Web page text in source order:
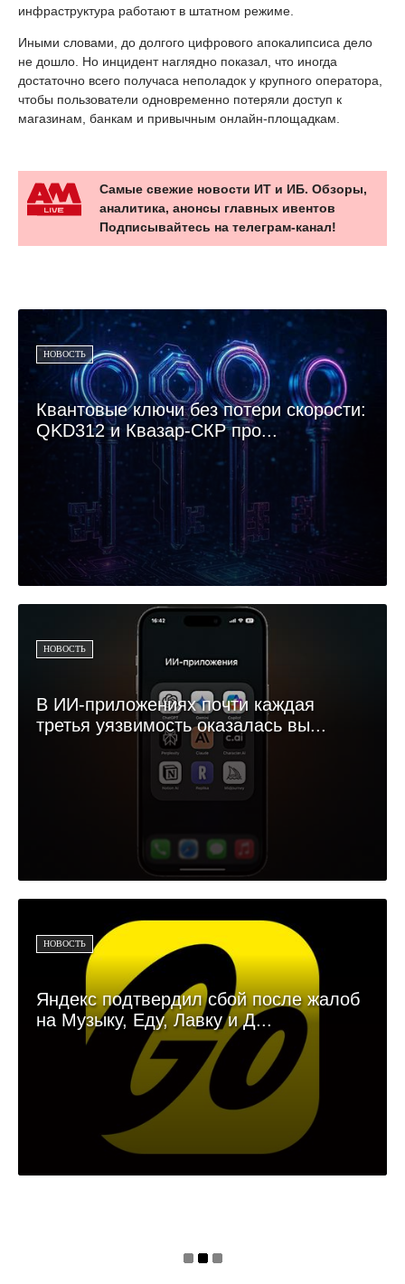
инфраструктура работают в штатном режиме.
Иными словами, до долгого цифрового апокалипсиса дело
не дошло. Но инцидент наглядно показал, что иногда
достаточно всего получаса неполадок у крупного оператора,
чтобы пользователи одновременно потеряли доступ к
магазинам, банкам и привычным онлайн-площадкам.
Самые свежие новости ИТ и ИБ. Обзоры,
аналитика, анонсы главных ивентов
Подписывайтесь на телеграм-канал!
НОВОСТЬ
Квантовые ключи без потери скорости:
QKD312 и Квазар-СКР про...
НОВОСТЬ
В ИИ-приложениях почти каждая
третья уязвимость оказалась вы...
НОВОСТЬ
Яндекс подтвердил сбой после жалоб
на Музыку, Еду, Лавку и Д...